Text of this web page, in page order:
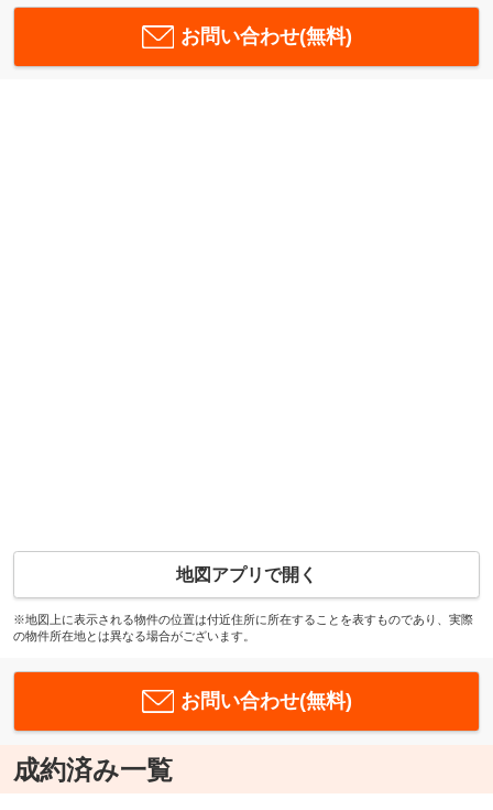
お問い合わせ(無料)
地図アプリで開く
※地図上に表示される物件の位置は付近住所に所在することを表すものであり、実際
の物件所在地とは異なる場合がございます。
お問い合わせ(無料)
成約済み一覧